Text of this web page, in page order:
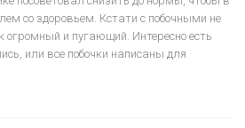
со здоровьем. Кстати с побочными не
огромный и пугающий. Интересно есть
или все побочки написаны для